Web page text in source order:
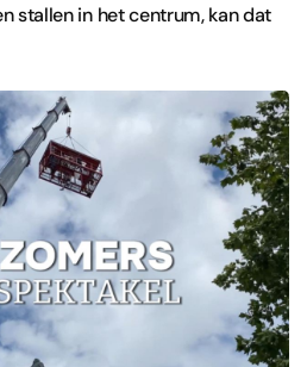
stallen in het centrum, kan dat